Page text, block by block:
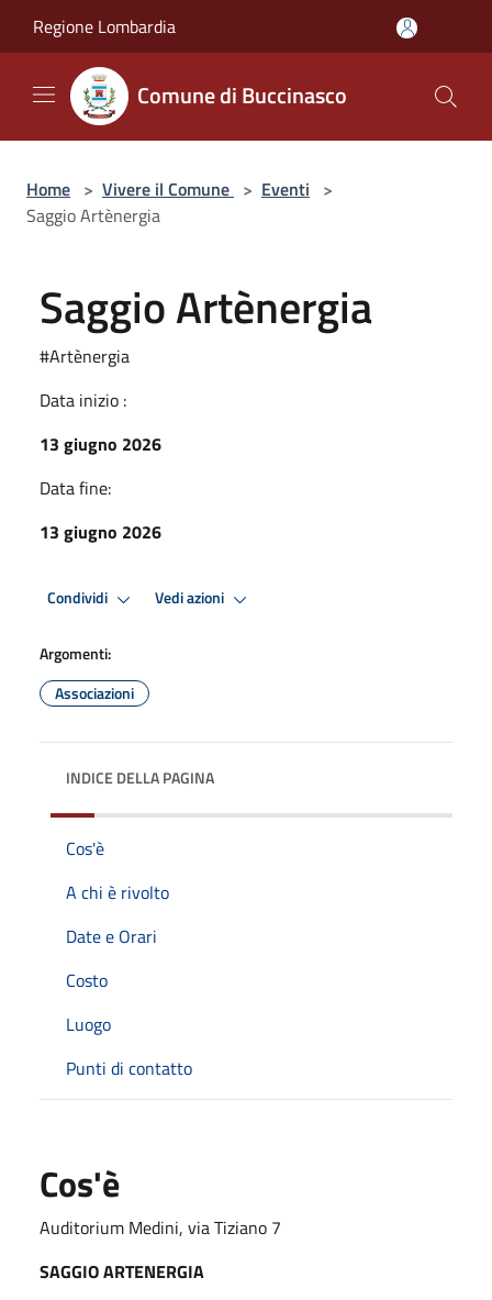
Regione Lombardia
Comune di Buccinasco
Home > Vivere il Comune > Eventi >
Saggio Artènergia
Saggio Artènergia
#Artènergia
Data inizio :
13 giugno 2026
Data fine:
13 giugno 2026
Condividi Vedi azioni
Argomenti:
Associazioni
INDICE DELLA PAGINA
Cos'è
A chi è rivolto
Date e Orari
Costo
Luogo
Punti di contatto
Cos'è
Auditorium Medini, via Tiziano 7
SAGGIO ARTENERGIA